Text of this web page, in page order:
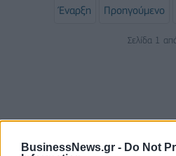
BusinessNews.gr - Do Not
Έναρξη Προηγούμενο
Σελίδα 1